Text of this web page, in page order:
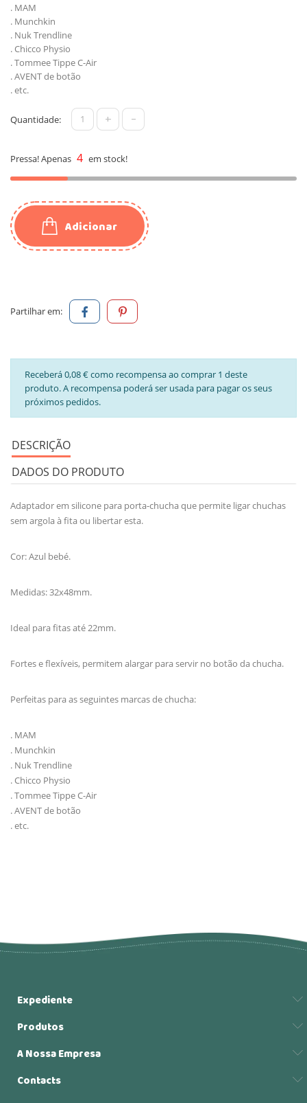
. MAM
. Munchkin
. Nuk Trendline
. Chicco Physio
. Tommee Tippe C-Air
. AVENT de botão
. etc.
Quantidade: + -
Pressa! Apenas 4 em stock!
Adicionar
Partilhar em:
Receberá 0,08 € como recompensa ao comprar 1 deste
produto. A recompensa poderá ser usada para pagar os seus
próximos pedidos.
DESCRIÇÃO
DADOS DO PRODUTO
Adaptador em silicone para porta-chucha que permite ligar chuchas
sem argola à fita ou libertar esta.
Cor: Azul bebé.
Medidas: 32x48mm.
Ideal para fitas até 22mm.
Fortes e flexíveis, permitem alargar para servir no botão da chucha.
Perfeitas para as seguintes marcas de chucha:
. MAM
. Munchkin
. Nuk Trendline
. Chicco Physio
. Tommee Tippe C-Air
. AVENT de botão
. etc.
Expediente
Produtos
A Nossa Empresa
Contacts